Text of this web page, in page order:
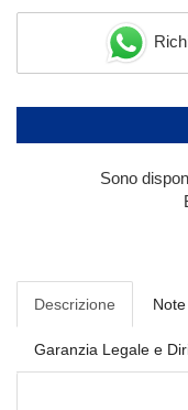
Sono
Descrizione
Garanzia Legale e